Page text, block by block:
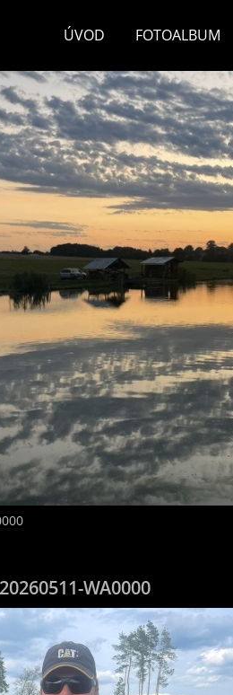
ÚVOD FOTOALBUM
WA0000